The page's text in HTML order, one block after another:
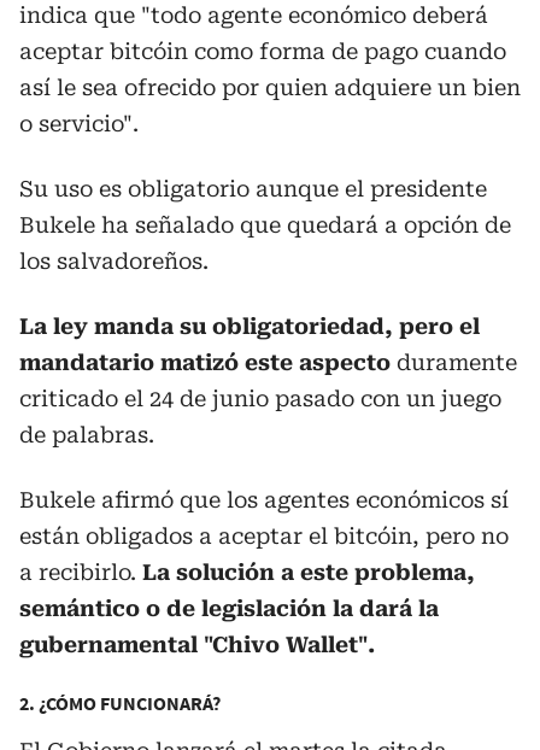
indica que "todo agente económico deberá
aceptar bitcóin como forma de pago cuando
así le sea ofrecido por quien adquiere un bien
o servicio".
Su uso es obligatorio aunque el presidente
Bukele ha señalado que quedará a opción de
los salvadoreños.
La ley manda su obligatoriedad, pero el
mandatario matizó este aspecto duramente
criticado el 24 de junio pasado con un juego
de palabras.
Bukele afirmó que los agentes económicos sí
están obligados a aceptar el bitcóin, pero no
a recibirlo. La solución a este problema,
semántico o de legislación la dará la
gubernamental "Chivo Wallet".
2. ¿CÓMO FUNCIONARÁ?